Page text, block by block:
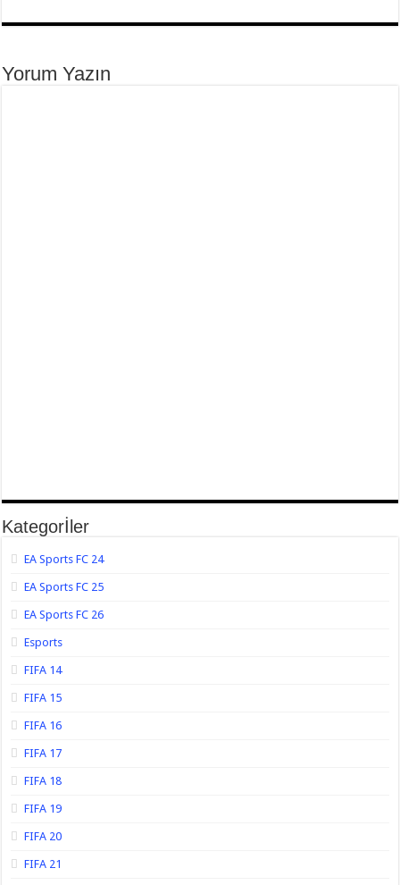
Yorum Yazın
Kategorİler
EA Sports FC 24
EA Sports FC 25
EA Sports FC 26
Esports
FIFA 14
FIFA 15
FIFA 16
FIFA 17
FIFA 18
FIFA 19
FIFA 20
FIFA 21